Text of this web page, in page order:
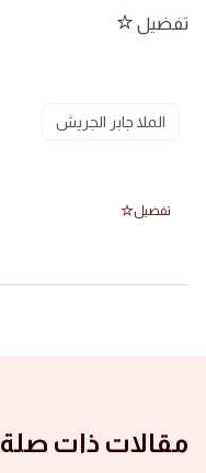
تفضيل
الملا جابر الجريش
تفضيل
مقالات ذات صلة